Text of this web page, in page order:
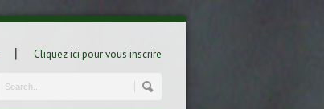
| Cliquez ici pour vous inscrire